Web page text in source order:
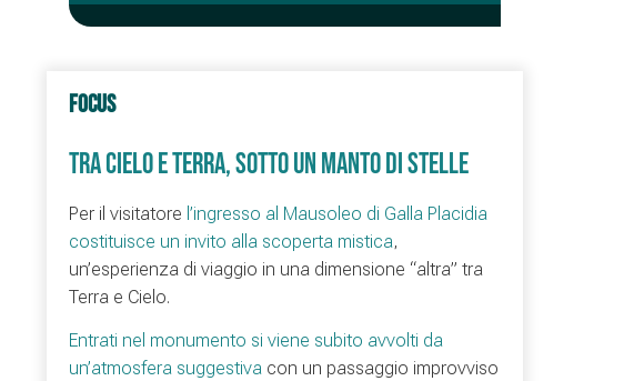
FOCUS
TRA CIELO E TERRA, SOTTO UN MANTO DI STELLE
Per il visitatore l’ingresso al Mausoleo di Galla Placidia
costituisce un invito alla scoperta mistica,
un’esperienza di viaggio in una dimensione “altra” tra
Terra e Cielo.
Entrati nel monumento si viene subito avvolti da
un’atmosfera suggestivacon un passaggio improvviso